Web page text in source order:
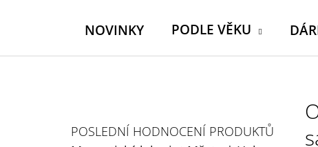
NOVINKY PODLE VĚKU
POSLEDNÍ HODNOCENÍ PRODUKTŮ
MŮJ PRÁZDNINOVÝ KÁMOŠ - KNIHA
ÚKOLŮ A AKTIVIT (3 - 6 LET) | DVA